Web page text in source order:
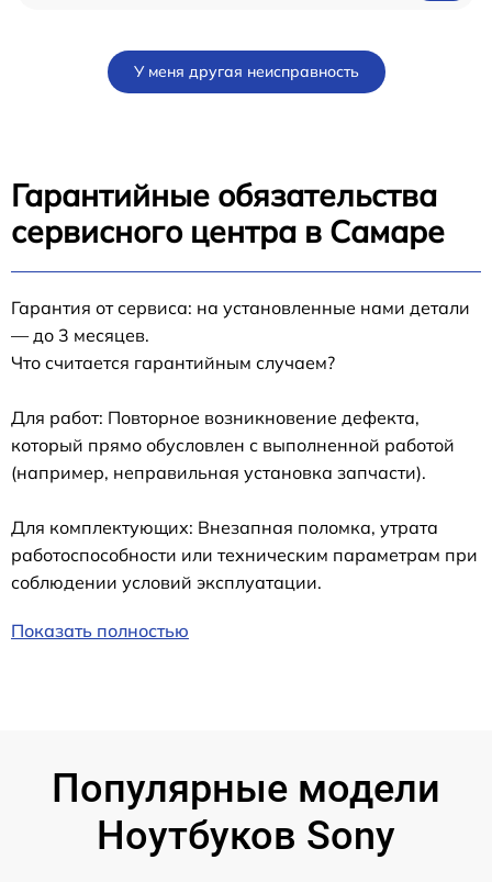
У меня другая неисправность
Гарантийные обязательства
сервисного центра в Самаре
Гарантия от сервиса: на установленные нами детали
— до 3 месяцев.
Что считается гарантийным случаем?
Для работ: Повторное возникновение дефекта,
который прямо обусловлен с выполненной работой
(например, неправильная установка запчасти).
Для комплектующих: Внезапная поломка, утрата
работоспособности или техническим параметрам при
соблюдении условий эксплуатации.
Показать полностью
Популярные модели
Ноутбуков Sony